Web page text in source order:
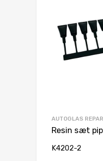
AUTOGLAS
Resin sæt
K4202-2